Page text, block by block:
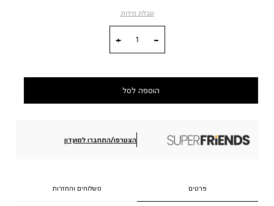
מוצר
טבלת מידות
הוספה לסל
הצטרפו/התחברו למועדון
פרטים משלוחים והחזרות